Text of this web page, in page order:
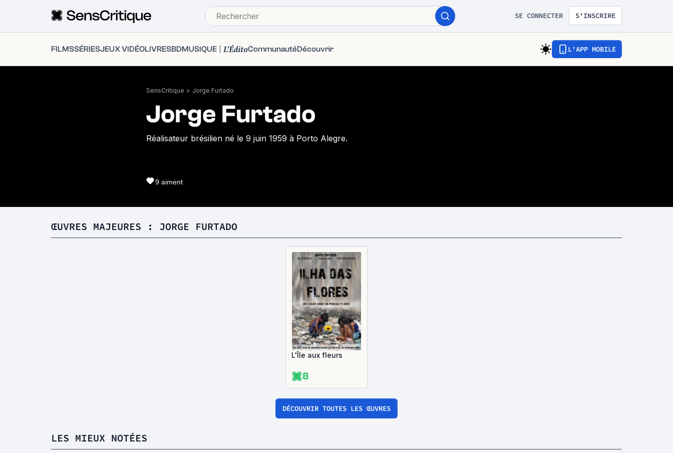
SE CONNECTER S'INSCRIRE
FILMSSÉRIESJEUX VIDÉOLIVRESBDMUSIQUE L'ÉditoCommunautéDécouvrir L'APP MOBILE
SensCritique > Jorge Furtado
Jorge Furtado
Réalisateur brésilien né le 9 juin 1959 à Porto Alegre.
9 aiment
ŒUVRES MAJEURES : JORGE FURTADO
L'Île aux fleurs
8
DÉCOUVRIR TOUTES LES ŒUVRES
LES MIEUX NOTÉES